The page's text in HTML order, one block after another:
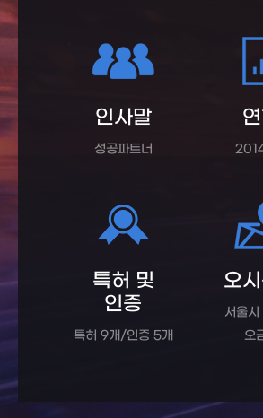
인사말
성공파트너
특허 및
인증
특허 9개/인증 5개
오
서울
오